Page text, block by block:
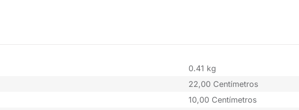
0.41 kg
22,00 Centímetros
10,00 Centímetros